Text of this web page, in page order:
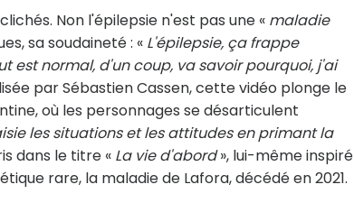
Non l'épilepsie n'est pas une « maladie
sa soudaineté : « L'épilepsie, ça frappe
est normal, d'un coup, va savoir pourquoi, j'ai
par Sébastien Cassen, cette vidéo plonge le
où les personnages se désarticulent
les situations et les attitudes en primant la
dans le titre « La vie d'abord», lui-même inspiré
rare, la maladie de Lafora, décédé en 2021.